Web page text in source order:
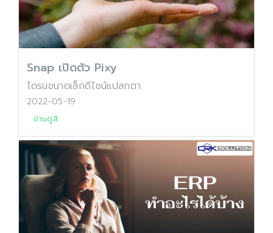
Snap เปิดตัว Pixy
โดรนขนาดเล็กดีไซน์แปลกตา
2022-05-19
อ่านดูสิ